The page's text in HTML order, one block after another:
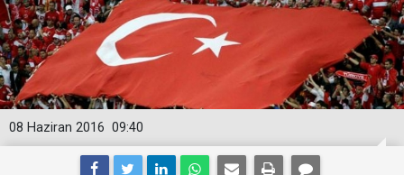
09:40
08 Haziran 2016